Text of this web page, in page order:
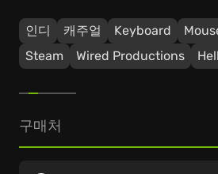
인디 캐주얼 Keyboard
Steam
Wired Productions
구매처